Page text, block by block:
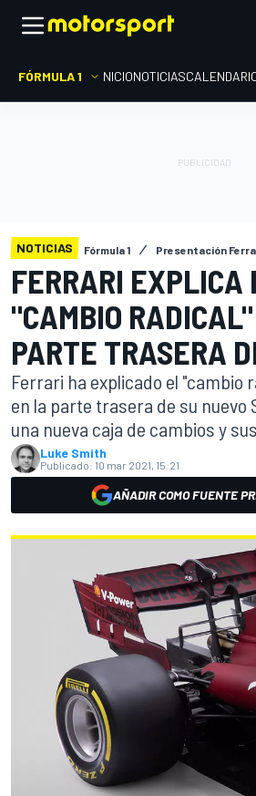
FÓRMULA 1 INICIONOTICIAS
NOTICIAS Fórmula 1 Presentación
FERRARI EXPLICA
"CAMBIO
PARTE TRASERA
Ferrari ha explicado el "cambio
en la parte trasera de su nuevo
una nueva caja de cambios y
Luke Smith
Publicado: 10 mar 2021, 15:21
AÑADIR COMO FUENTE